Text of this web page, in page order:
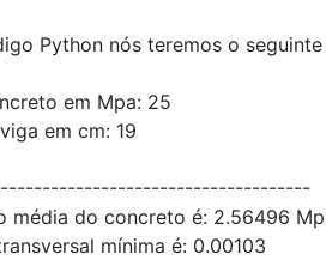
Python nós teremos o
em Mpa: 25
em cm: 19
média do concreto é: 2.56496
mínima é: 0.00103